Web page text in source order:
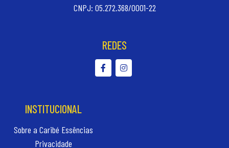
CNPJ: 05.272.368/0001-22
INSTITUCIONAL
Sobre a Caribé Essências
Privacidade
REDES